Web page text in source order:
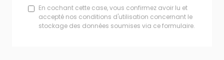
En cochant cette case, vous confirmez avoir lu et
accepté nos conditions d'utilisation concernant le
stockage des données soumises via ce formulaire.